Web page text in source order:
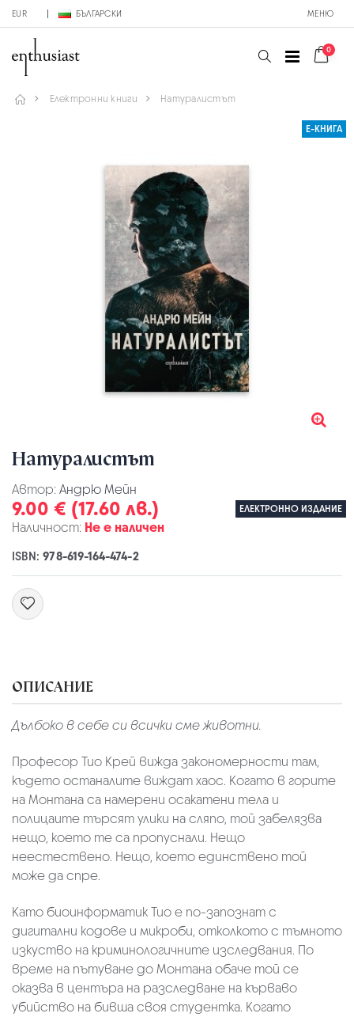
EUR БЪЛГАРСКИ МЕНЮ
0
Електронни книги Натуралистът
Е-КНИГА
Натуралистът
Автор: Андрю Мейн
9.00 € (17.60 лв.) ЕЛЕКТРОННО ИЗДАНИЕ
Наличност: Не е наличен
ISBN:978-619-164-474-2
ОПИСАНИЕ
Дълбоко в себе си всички сме животни.
Професор Тио Крей вижда закономерности там,
където останалите виждат хаос. Когато в горите
на Монтана са намерени осакатени тела и
полицаите търсят улики на сляпо, той забелязва
нещо, което те са пропуснали. Нещо
неестествено. Нещо, което единствено той
може да спре.
Като биоинформатик Тио е по-запознат с
дигитални кодове и микроби, отколкото с тъмното
изкуство на криминологичните изследвания. По
време на пътуване до Монтана обаче той се
оказва в центъра на разследване на кърваво
убийство на бивша своя студентка. Когато